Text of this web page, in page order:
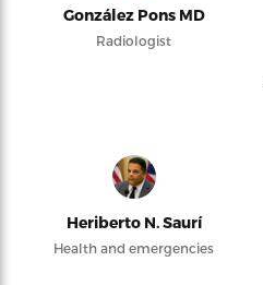
González Pons MD
Radiologist
Heriberto N. Saurí
Health and emergencies